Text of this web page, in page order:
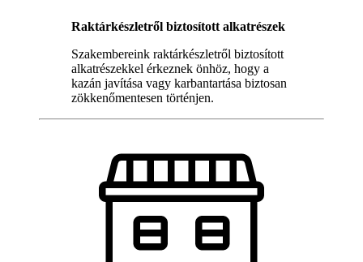
Raktárkészletről biztosított alkatrészek
Szakembereink raktárkészletről biztosított
alkatrészekkel érkeznek önhöz, hogy a
kazán javítása vagy karbantartása biztosan
zökkenőmentesen történjen.